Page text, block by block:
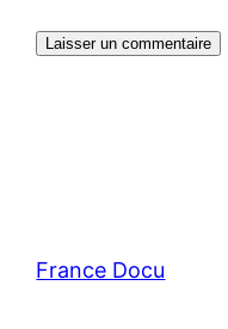
France Docu